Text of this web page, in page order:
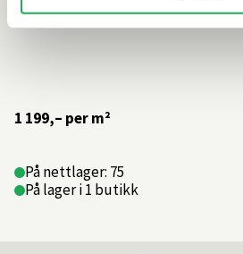
1 199,– per m²
På nettlager: 75
På lager i 1 butikk